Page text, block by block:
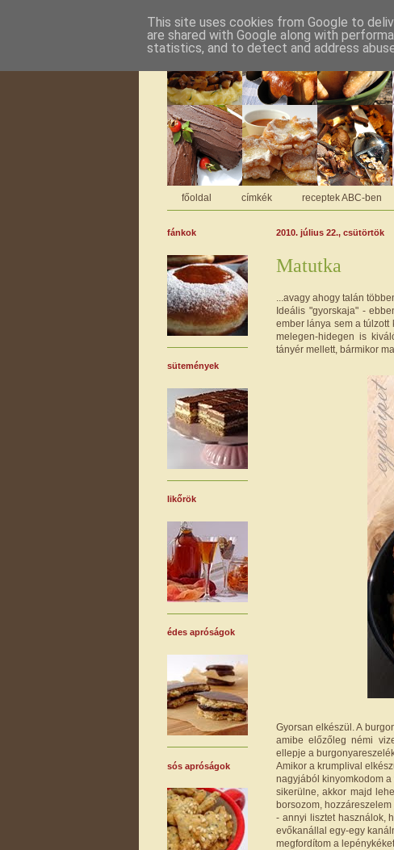
főoldal címkék receptek ABC-ben
2010. július 22., csütörtök
Matutka
...avagy ahogy talán
Ideális "gyorskaja" -
ember lánya sem a túlzott
melegen-hidegen is
tányér mellett, bármikor
Gyorsan elkészül. A
amibe előzőleg némi
ellepje a
Amikor a krumplival
nagyjából kinyomkodom
sikerülne, akkor majd
borsozom,
- annyi lisztet használok,
evőkanállal egy-egy
megfordítom a
fánkok
sütemények
likőrök
édes apróságok
sós apróságok
This site uses cookies from Google to
are shared with Google along with
statistics, and to detect and address